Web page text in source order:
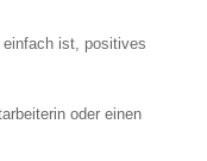
ist, positives
oder einen